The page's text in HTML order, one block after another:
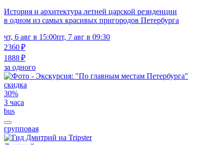
История и архитектура летней царской резиденции
в одном из самых красивых пригородов Петербурга
чт, 6 авг в 15:00пт, 7 авг в 09:30
2360 ₽
1888 ₽
за одного
скидка
30%
3 часа
bus
групповая